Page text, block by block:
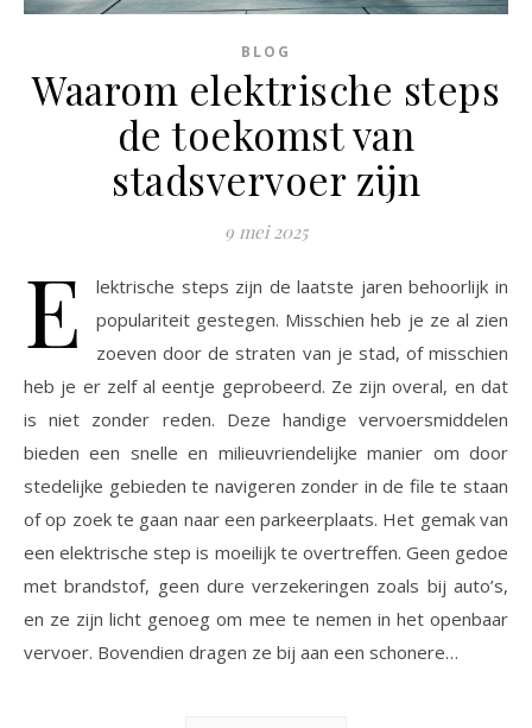
BLOG
Waarom elektrische steps
de toekomst van
stadsvervoer zijn
9 mei 2025
E
lektrische steps zijn de laatste jaren behoorlijk in
populariteit gestegen. Misschien heb je ze al zien
zoeven door de straten van je stad, of misschien
heb je er zelf al eentje geprobeerd. Ze zijn overal, en dat
is niet zonder reden. Deze handige vervoersmiddelen
bieden een snelle en milieuvriendelijke manier om door
stedelijke gebieden te navigeren zonder in de file te staan
of op zoek te gaan naar een parkeerplaats. Het gemak van
een elektrische step is moeilijk te overtreffen. Geen gedoe
met brandstof, geen dure verzekeringen zoals bij auto’s,
en ze zijn licht genoeg om mee te nemen in het openbaar
vervoer. Bovendien dragen ze bij aan een schonere…